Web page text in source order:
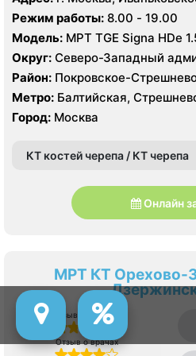
Режим работы: 8.00 - 19.00
Модель: МРТ TGE Signa HDe
CT750 256 срезов, GE
среза УЗИ GE Logiq 9, GE
Toshiba Aplio 500
Округ: Северо-Западный
Район: Покровское-
Метро: Балтийская,
Город: Москва
КТ костей черепа / КТ черепа
Онлайн
МРТ КТ Орехово-
Отзыв о сервисе
Отзыв о врачах